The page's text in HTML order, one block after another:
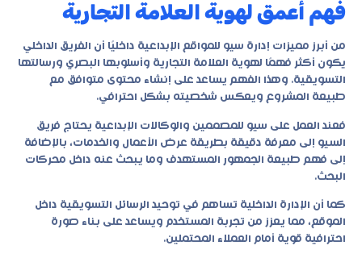
فهم أعمق لهوية العلامة التجارية
من أبرز مميزات إدارة سيو للمواقع الإبداعية داخليًا أن الفريق الداخلي
يكون أكثر فهمًا لهوية العلامة التجارية وأسلوبها البصري ورسالتها
التسويقية. وهذا الفهم يساعد على إنشاء محتوى متوافق مع
طبيعة المشروع ويعكس شخصيته بشكل احترافي.
فعند العمل على سيو للمصممين والوكالات الإبداعية يحتاج فريق
السيو إلى معرفة دقيقة بطريقة عرض الأعمال والخدمات، بالإضافة
إلى فهم طبيعة الجمهور المستهدف وما يبحث عنه داخل محركات
البحث.
كما أن الإدارة الداخلية تساهم في توحيد الرسائل التسويقية داخل
الموقع، مما يعزز من تجربة المستخدم ويساعد على بناء صورة
احترافية قوية أمام العملاء المحتملين.